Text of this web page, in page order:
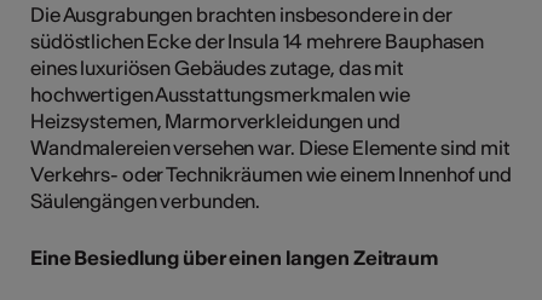
Die Ausgrabungen brachten insbesondere in der
südöstlichen Ecke der Insula 14 mehrere Bauphasen
eines luxuriösen Gebäudes zutage, das mit
hochwertigen Ausstattungsmerkmalen wie
Heizsystemen, Marmorverkleidungen und
Wandmalereien versehen war. Diese Elemente sind mit
Verkehrs- oder Technikräumen wie einem Innenhof und
Säulengängen verbunden.
Eine Besiedlung über einen langen Zeitraum